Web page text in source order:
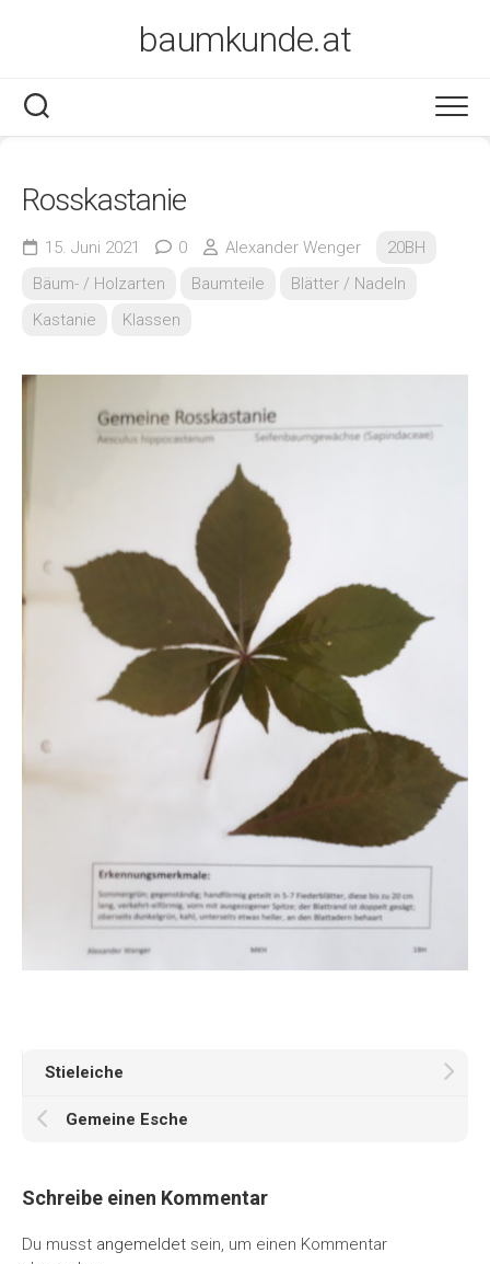
baumkunde.at
Rosskastanie
15. Juni 2021 0 Alexander Wenger
20BH
Bäum- / Holzarten
Baumteile
Blätter / Nadeln
Kastanie
Klassen
Stieleiche
Gemeine Esche
Schreibe einen Kommentar
Du musst angemeldet sein, um einen Kommentar